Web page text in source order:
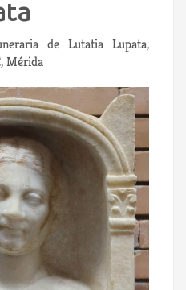
de Lutatia Lupata,
Mérida